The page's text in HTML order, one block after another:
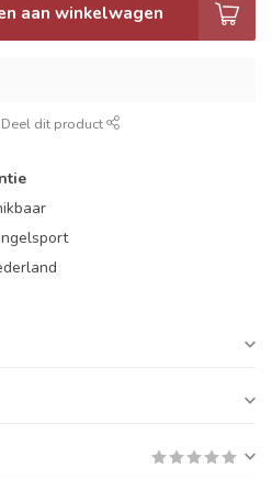
aan winkelwagen
Deel dit product